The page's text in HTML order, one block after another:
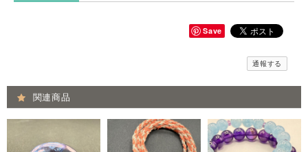
Save
通報する
関連商品